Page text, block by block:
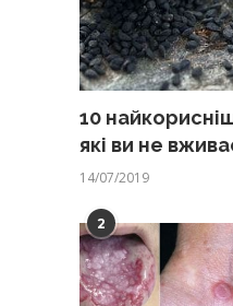
10
які ви не
14/07/2019
2